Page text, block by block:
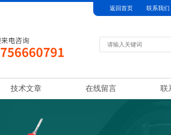
返回首页 联系我们
技术文章 在线留言 联